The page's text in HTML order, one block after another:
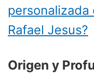
Nombres de
Rafael Jesus?
Origen y